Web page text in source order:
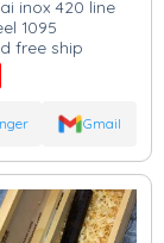
inox 420 line
1095
free ship
Gmail